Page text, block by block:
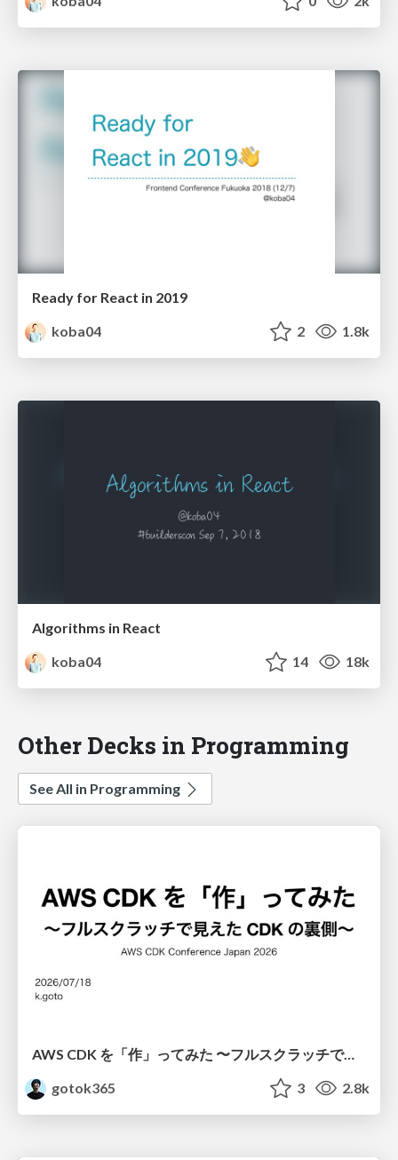
Ready for React in 2019
koba04
2 1.8k
Algorithms in React
koba04
14 18k
Other Decks in Programming
See All in Programming
AWS CDK を「作」ってみた 〜フルスクラッチで見えた CDK の裏側〜 / aws-cdk-from-scratch
gotok365
3 2.8k